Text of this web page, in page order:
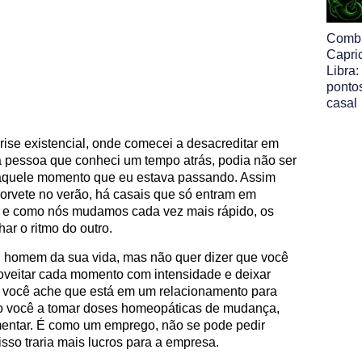
existencial, onde comecei a desacreditar em
que conheci um tempo atrás, podia não ser
momento que eu estava passando. Assim
no verão, há casais que só entram em
como nós mudamos cada vez mais rápido, os
o ritmo do outro.
da sua vida, mas não quer dizer que você
cada momento com intensidade e deixar
ache que está em um relacionamento para
a tomar doses homeopáticas de mudança,
É como um emprego, não se pode pedir
traria mais lucros para a empresa.
casal